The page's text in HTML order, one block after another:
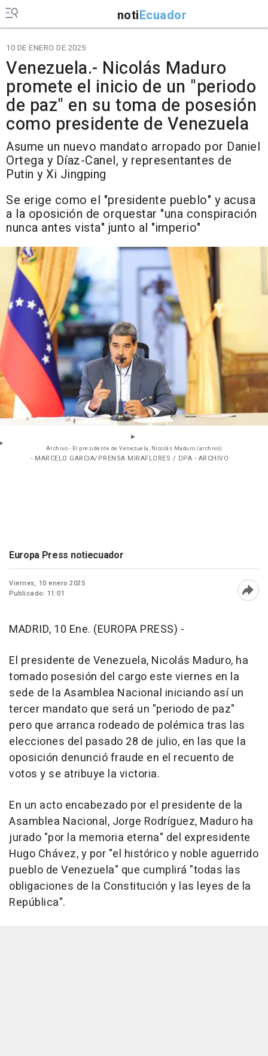
notiEcuador
10 DE ENERO DE 2025
Venezuela.- Nicolás Maduro
promete el inicio de un "periodo
de paz" en su toma de posesión
como presidente de Venezuela
Asume un nuevo mandato arropado por Daniel
Ortega y Díaz-Canel, y representantes de
Putin y Xi Jingping
Se erige como el "presidente pueblo" y acusa
a la oposición de orquestar "una conspiración
nunca antes vista" junto al "imperio"
Archivo - El presidente de Venezuela, Nicolás Maduro (archivo)
- MARCELO GARCIA/PRENSA MIRAFLORES / DPA - ARCHIVO
Europa Press notiecuador
Viernes, 10 enero 2025
Publicado: 11:01
MADRID, 10 Ene. (EUROPA PRESS) -
El presidente de Venezuela, Nicolás Maduro, ha
tomado posesión del cargo este viernes en la
sede de la Asamblea Nacional iniciando así un
tercer mandato que será un "periodo de paz"
pero que arranca rodeado de polémica tras las
elecciones del pasado 28 de julio, en las que la
oposición denunció fraude en el recuento de
votos y se atribuye la victoria.
En un acto encabezado por el presidente de la
Asamblea Nacional, Jorge Rodríguez, Maduro ha
jurado "por la memoria eterna" del expresidente
Hugo Chávez, y por "el histórico y noble aguerrido
pueblo de Venezuela" que cumplirá "todas las
obligaciones de la Constitución y las leyes de la
República".